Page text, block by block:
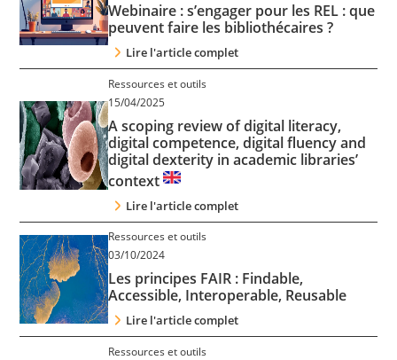
Tous les articles
Qui sommes nous ?
Contact
Nous suivre
Webinaire : s’engager pour les REL : que
peuvent faire les bibliothécaires ?
Lire l'article complet
Ressources et outils
15/04/2025
A scoping review of digital literacy,
digital competence, digital fluency and
digital dexterity in academic libraries’
context
Lire l'article complet
Ressources et outils
03/10/2024
Les principes FAIR : Findable,
Accessible, Interoperable, Reusable
Lire l'article complet
Ressources et outils